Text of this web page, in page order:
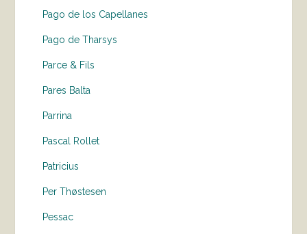
Pago de los Capellanes
Pago de Tharsys
Parce & Fils
Pares Balta
Parrina
Pascal Rollet
Patricius
Per Thøstesen
Pessac